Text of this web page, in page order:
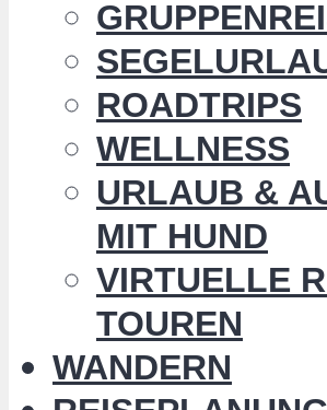
ROADTRIPS
WELLNESS
URLAUB &
MIT HUND
VIRTUELLE
TOUREN
WANDERN